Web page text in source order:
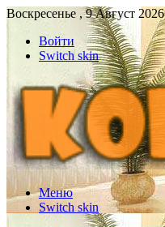
Воскресенье , 9 Август 2026
Войти
Switch skin
Меню
Switch skin